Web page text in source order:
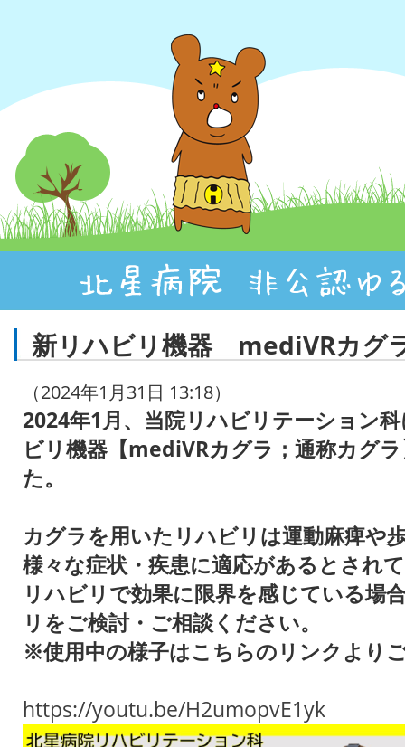
新リハビリ機器 mediVRカグ
（2024年1月31日 13:18）
2024年1月、当院リハビリテーション
ビリ機器【mediVRカグラ；通称カグ
た。
カグラを用いたリハビリは運動麻痺や
様々な症状・疾患に適応があるとされ
リハビリで効果に限界を感じている場
リをご検討・ご相談ください。
※使用中の様子はこちらのリンクより
https://youtu.be/H2umopvE1yk